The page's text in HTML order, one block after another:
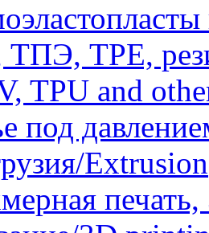
ТПЭ, TPE,
TPU and
под
Extrusion